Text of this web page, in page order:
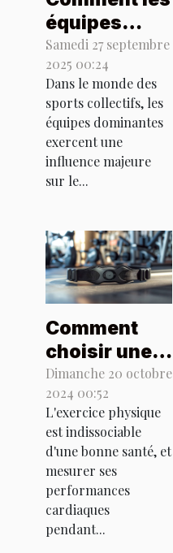
équipes
dominantes
influencent-
elles les
stratégies en
sports
collectifs ?
Samedi 27 septembre
2025 00:24
Dans le monde des
sports collectifs, les
équipes dominantes
exercent une
influence majeure
sur le...
Comment
choisir une
ceinture
cardiaque
adaptée à
votre sport
Dimanche 20 octobre
2024 00:52
L'exercice physique
est indissociable
d'une bonne santé, et
mesurer ses
performances
cardiaques
pendant...